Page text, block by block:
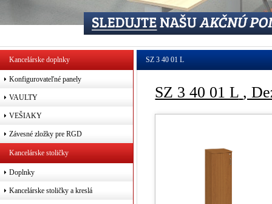
Kancelárske doplnky
Konfigurovateľné panely
VAULTY
VEŠIAKY
Závesné zložky pre RGD
Kancelárske stoličky
Doplnky
Kancelárske stoličky a kreslá
SZ 3 40 01 L
SZ 3 40 01 L ,